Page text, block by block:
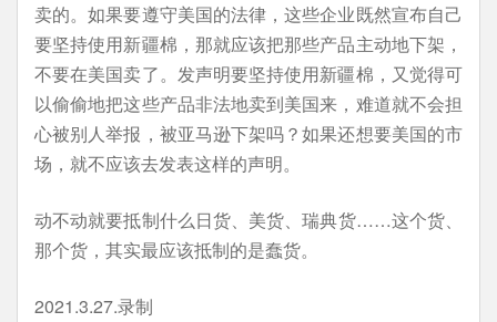
卖的。如果要遵守美国的法律，这些企业既然宣布自己
要坚持使用新疆棉，那就应该把那些产品主动地下架，
不要在美国卖了。发声明要坚持使用新疆棉，又觉得可
以偷偷地把这些产品非法地卖到美国来，难道就不会担
心被别人举报，被亚马逊下架吗？如果还想要美国的市
场，就不应该去发表这样的声明。
动不动就要抵制什么日货、美货、瑞典货……这个货、
那个货，其实最应该抵制的是蠢货。
2021.3.27.录制